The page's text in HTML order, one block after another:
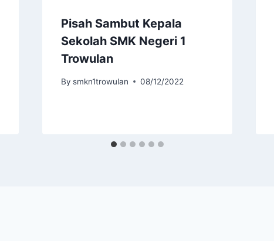
Pisah Sambut Kepala
Sekolah SMK Negeri 1
Trowulan
By smkn1trowulan 08/12/2022